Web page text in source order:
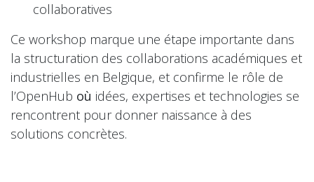
collaboratives
Ce workshop marque une étape importante dans
la structuration des collaborations académiques et
industrielles en Belgique, et confirme le rôle de
l’OpenHub où idées, expertises et technologies se
rencontrent pour donner naissance à des
solutions concrètes.